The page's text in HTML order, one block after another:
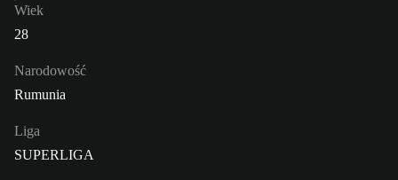
Wiek
28
Narodowość
Rumunia
Liga
SUPERLIGA